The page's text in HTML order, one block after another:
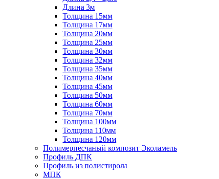
Длина 3м
Толщина 15мм
Толщина 17мм
Толщина 20мм
Толщина 25мм
Толщина 30мм
Толщина 32мм
Толщина 35мм
Толщина 40мм
Толщина 45мм
Толщина 50мм
Толщина 60мм
Толщина 70мм
Толщина 100мм
Толщина 110мм
Толщина 120мм
Полимерпесчаный композит Эколамель
Профиль ДПК
Профиль из полистирола
МПК